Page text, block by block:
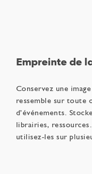
Empreinte de
Conservez une
ressemble sur toute
d’événements.
librairies,
utilisez-les sur